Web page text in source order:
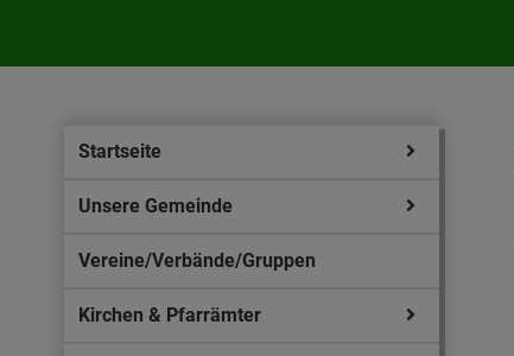
Startseite
Unsere Gemeinde
Vereine/Verbände/Gruppen
Kirchen & Pfarrämter